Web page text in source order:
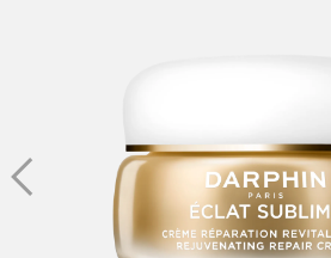
Verlust von Volumen